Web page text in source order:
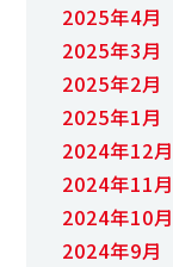
2025年4月
2025年3月
2025年2月
2025年1月
2024年12月
2024年11月
2024年10月
2024年9月